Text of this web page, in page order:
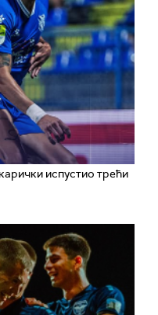
испустио трећи